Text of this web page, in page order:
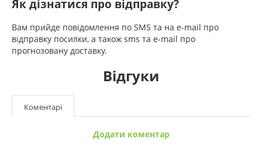
Як дізнатися про відправку?
Вам прийде повідомлення по SMS та на e-mail про
відправку посилки, а також sms та e-mail про
прогнозовану доставку.
Відгуки
Коментарі
Додати коментар